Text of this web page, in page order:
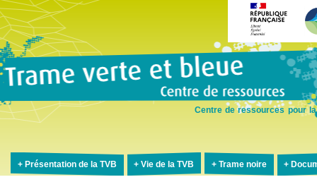
Centre de ressources pour
Présentation de la TVB Vie de la TVB Trame noire